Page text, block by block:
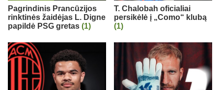
Pagrindinis Prancūzijos
rinktinės žaidėjas L. Digne
papildė PSG gretas (1)
T. Chalobah oficialiai
persikėlė į „Como“ klubą
(1)